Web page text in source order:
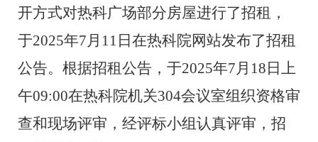
开方式对热科广场部分房屋进行了招租 ，
于2025年7月 11 日在热科院网站发布了招租
公告。 根据招租公告，于2025年7月 18 日上
午09:00在热科院机关304会议室组织资格审
查和现场评审，经评标小组认真评审，招